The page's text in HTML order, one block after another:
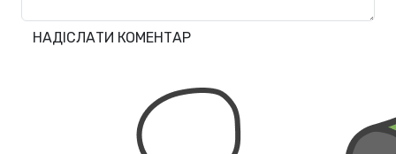
НАДІСЛАТИ КОМЕНТАР